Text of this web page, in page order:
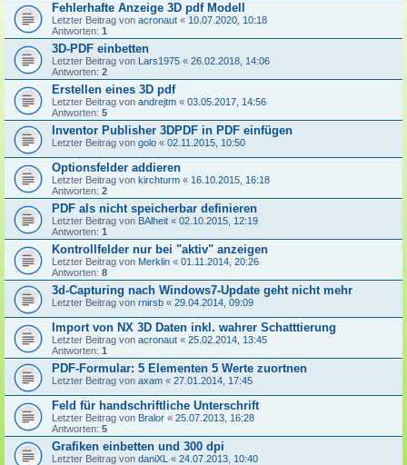
Fehlerhafte Anzeige 3D pdf Modell
Letzter Beitrag von acronaut « 10.07.2020, 10:18
Antworten: 1
3D-PDF einbetten
Letzter Beitrag von Lars1975 « 26.02.2018, 14:06
Antworten: 2
Erstellen eines 3D pdf
Letzter Beitrag von andrejtm « 03.05.2017, 14:56
Antworten: 5
Inventor Publisher 3DPDF in PDF einfügen
Letzter Beitrag von golo « 02.11.2015, 10:50
Optionsfelder addieren
Letzter Beitrag von kirchturm « 16.10.2015, 16:18
Antworten: 2
PDF als nicht speicherbar definieren
Letzter Beitrag von BAlheit « 02.10.2015, 12:19
Antworten: 1
Kontrollfelder nur bei "aktiv" anzeigen
Letzter Beitrag von Merklin « 01.11.2014, 20:26
Antworten: 8
3d-Capturing nach Windows7-Update geht nicht mehr
Letzter Beitrag von rnirsb « 29.04.2014, 09:09
Import von NX 3D Daten inkl. wahrer Schatttierung
Letzter Beitrag von acronaut « 25.02.2014, 13:45
Antworten: 1
PDF-Formular: 5 Elementen 5 Werte zuortnen
Letzter Beitrag von axam « 27.01.2014, 17:45
Feld für handschriftliche Unterschrift
Letzter Beitrag von Bralor « 25.07.2013, 16:28
Antworten: 5
Grafiken einbetten und 300 dpi
Letzter Beitrag von daniXL « 24.07.2013, 10:40